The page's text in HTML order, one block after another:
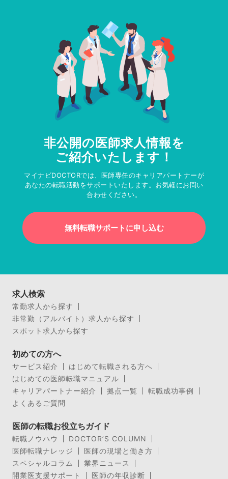
非公開の医師求人情報を
ご紹介いたします！
マイナビDOCTORでは、医師専任のキャリアパートナーが
あなたの転職活動をサポートいたします。お気軽にお問い
合わせください。
無料転職サポートに申し込む
求人検索
常勤求人から探す
非常勤（アルバイト）求人から探す
スポット求人から探す
初めての方へ
サービス紹介
はじめて転職される方へ
はじめての医師転職マニュアル
キャリアパートナー紹介
拠点一覧
転職成功事例
よくあるご質問
医師の転職お役立ちガイド
転職ノウハウ
DOCTOR’S COLUMN
医師転職ナレッジ
医師の現場と働き方
スペシャルコラム
業界ニュース
開業医支援サポート
医師の年収診断